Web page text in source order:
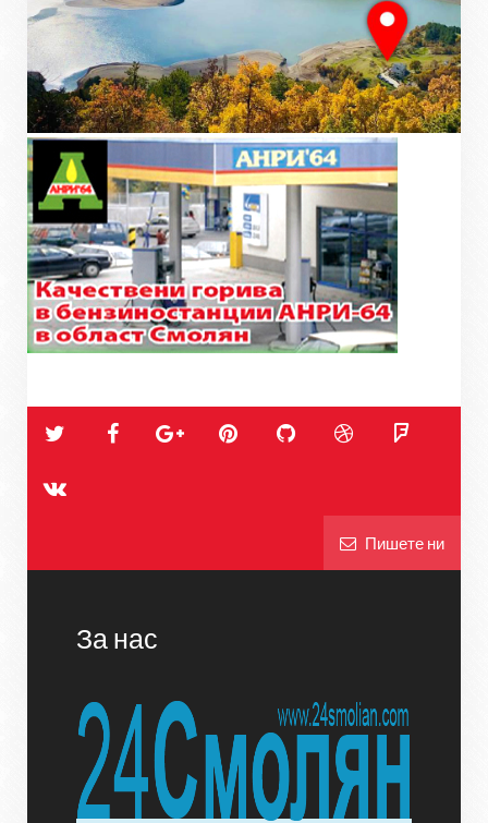
Пишете ни
За нас